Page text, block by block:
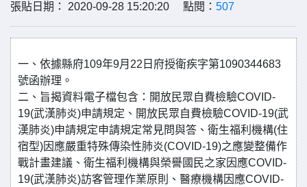
張貼日期： 2020-09-28 15:20:20 點閱： 507
一、依據縣府109年9月22日府授衛疾字第1090344683
號函辦理。
二、旨揭資料電子檔包含：開放民眾自費檢驗COVID-
19(武漢肺炎)申請規定、開放民眾自費檢驗COVID-19(武
漢肺炎)申請規定申請規定常見問與答、衛生福利機構(住
宿型)因應嚴重特殊傳染性肺炎(COVID-19)之應變整備作
戰計畫建議、衛生福利機構與榮譽國民之家因應COVID-
19(武漢肺炎)訪客管理作業原則、醫療機構因應COVID-